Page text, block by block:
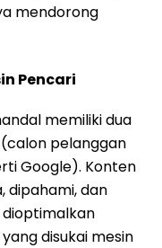
mendorong
Pencari
memiliki dua
pelanggan
Google). Konten
dipahami, dan
dioptimalkan
disukai mesin